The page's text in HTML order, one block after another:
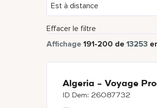
Est à distance
Effacer le filtre
Affichage 191-200 de 13253
Algeria - Voyage
26087732